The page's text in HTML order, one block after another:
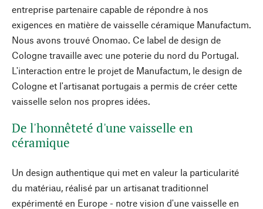
entreprise partenaire capable de répondre à nos
exigences en matière de vaisselle céramique Manufactum.
Nous avons trouvé Onomao. Ce label de design de
Cologne travaille avec une poterie du nord du Portugal.
L'interaction entre le projet de Manufactum, le design de
Cologne et l'artisanat portugais a permis de créer cette
vaisselle selon nos propres idées.
De l'honnêteté d'une vaisselle en
céramique
Un design authentique qui met en valeur la particularité
du matériau, réalisé par un artisanat traditionnel
expérimenté en Europe - notre vision d'une vaisselle en